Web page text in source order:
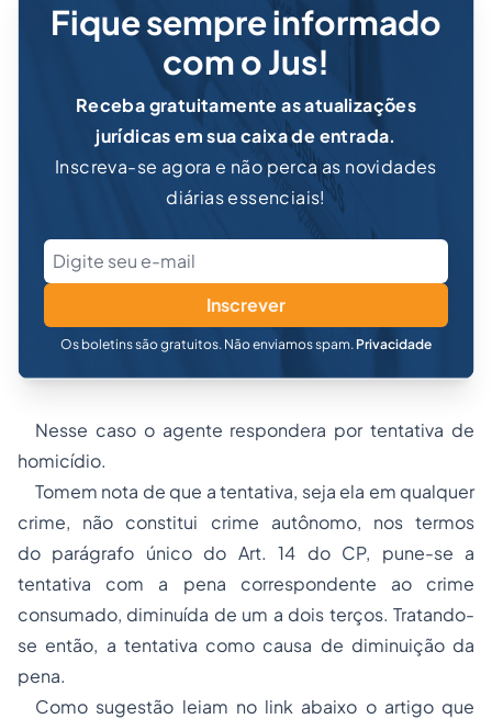
Fique sempre informado
com o Jus!
Receba gratuitamente as atualizações
jurídicas em sua caixa de entrada.
Inscreva-se agora e não perca as novidades
diárias essenciais!
Inscrever
Os boletins são gratuitos. Não enviamos spam. Privacidade
Nesse caso o agente respondera por tentativa de
homicídio.
Tomem nota de que a tentativa, seja ela em qualquer
crime, não constitui crime autônomo, nos termos
do parágrafo único do Art. 14 do CP, pune-se a
tentativa com a pena correspondente ao crime
consumado, diminuída de um a dois terços. Tratando-
se então, a tentativa como causa de diminuição da
pena.
Como sugestão leiam no link abaixo o artigo que